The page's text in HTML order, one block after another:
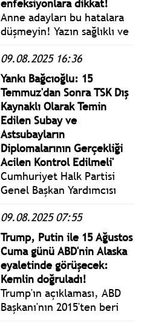
olarak ‘Devletin genel
işleyişi’ndeki stratejik
hususları dikkate alarak
konuya bakacaktır."
enfeksiyonlara dikkat!
Anne adayları bu hatalara
düşmeyin! Yazın sağlıklı ve
Hamilelik hormonları cildin
güneşe karşı duyarlılığının
artmasına neden olur.
09.08.2025 16:36
Yankı Bağcıoğlu: 15
Temmuz'dan Sonra TSK Dış
Kaynaklı Olarak Temin
Edilen Subay ve
Astsubayların
Diplomalarının Gerçekliği
Acilen Kontrol Edilmeli'
Cumhuriyet Halk Partisi
Genel Başkan Yardımcısı
günlerde kamuoyuna
yansıyan ''sahte diploma ve
dijital imza'' skandalına
ilişkin yazılı açıklama yaptı.
09.08.2025 07:55
Trump, Putin ile 15 Ağustos
Cuma günü ABD'nin Alaska
eyaletinde görüşecek:
Kemlin doğruladı!
Trump'ın açıklaması, ABD
Başkanı'nın 2015'ten beri